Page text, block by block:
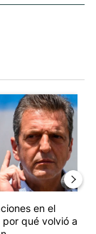
a Jorge
de tendencia
en el
por qué volvió a